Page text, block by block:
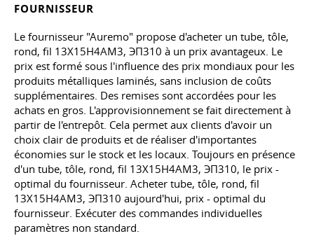
FOURNISSEUR
Le fournisseur "Auremo" propose d'acheter un tube, tôle,
rond, fil 13Х15Н4АМ3, ЭП310 à un prix avantageux. Le
prix est formé sous l'influence des prix mondiaux pour les
produits métalliques laminés, sans inclusion de coûts
supplémentaires. Des remises sont accordées pour les
achats en gros. L'approvisionnement se fait directement à
partir de l'entrepôt. Cela permet aux clients d'avoir un
choix clair de produits et de réaliser d'importantes
économies sur le stock et les locaux. Toujours en présence
d'un tube, tôle, rond, fil 13Х15Н4АМ3, ЭП310, le prix -
optimal du fournisseur. Acheter tube, tôle, rond, fil
13Х15Н4АМ3, ЭП310 aujourd'hui, prix - optimal du
fournisseur. Exécuter des commandes individuelles
paramètres non standard.